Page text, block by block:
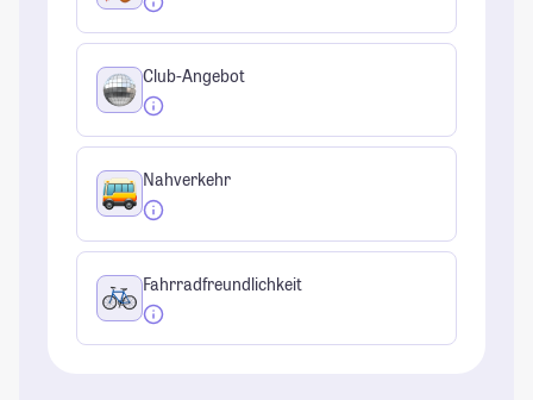
Club-Angebot
Nahverkehr
Fahrradfreundlichkeit